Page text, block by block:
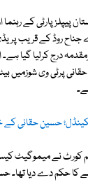
پیپلزپارٹی کے رہنما
روڈ کے قریب
درج کرلیا گیا ہے۔
پرٹی وی شوزمیں
حسین حقانی کے
کورٹ نے میموگیٹ
کا حکم دے دیا